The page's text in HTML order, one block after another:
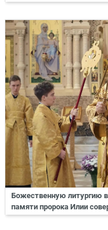
Божественную литургию
памяти пророка Илии